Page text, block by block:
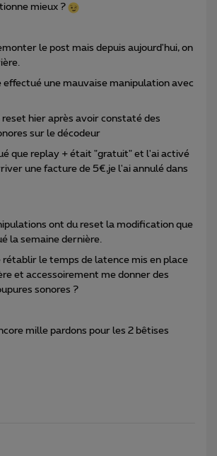
mieux ?
le post mais depuis aujourd'hui, on
effectué une mauvaise manipulation avec
hier après avoir constaté des
sur le décodeur
que replay + était "gratuit" et l'ai activé
une facture de 5€,je l'ai annulé dans
ont du reset la modification que
la semaine dernière.
rétablir le temps de latence mis en place
et accessoirement me donner des
sonores ?
mille pardons pour les 2 bêtises